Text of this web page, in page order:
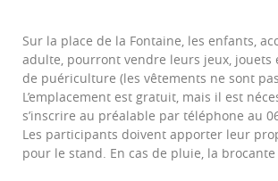
Sur la place de la Fontaine, les enfants,
adulte, pourront vendre leurs jeux, jouets
de puériculture (les vêtements ne sont
L’emplacement est gratuit, mais il est
s’inscrire au préalable par téléphone au
Les participants doivent apporter leur
pour le stand. En cas de pluie, la